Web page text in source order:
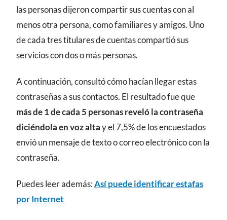
las personas dijeron compartir sus cuentas con al
menos otra persona, como familiares y amigos. Uno
de cada tres titulares de cuentas compartió sus
servicios con dos o más personas.
A continuación, consultó cómo hacían llegar estas
contraseñas a sus contactos. El resultado fue que
más de 1 de cada 5 personas reveló la contraseña
diciéndola en voz altay el 7,5% de los encuestados
envió un mensaje de texto o correo electrónico con la
contraseña.
Puedes leer además:Así puede identificar estafas
por Internet